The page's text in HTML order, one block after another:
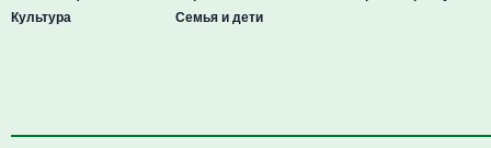
Культура
Семья и дети